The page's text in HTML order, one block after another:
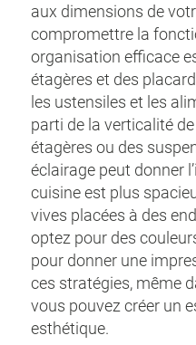
aux dimensions de
compromettre la
organisation efficace
étagères et des
les ustensiles et les
parti de la verticalité
étagères ou des
éclairage peut donner
cuisine est plus
vives placées à des
optez pour des
pour donner une
ces stratégies, même
vous pouvez créer un
esthétique.